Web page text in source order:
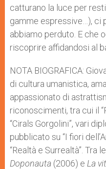
catturano la luce per
gamme espressive…), ci
abbiamo perduto. E che
riscoprire affidandosi al
NOTA BIOGRAFICA:
di cultura umanistica,
appassionato di
riconoscimenti, tra cui il
“Cirals Gorgolini”, vari
pubblicato su “I fiori
“Realtà e Surrealtà”. Tra
Doponauta (2006) e La